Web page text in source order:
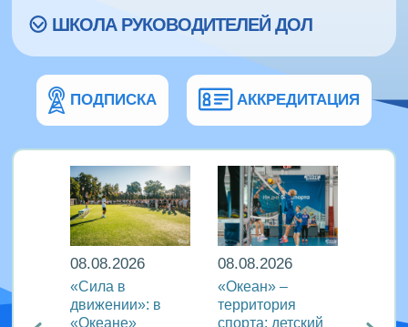
ШКОЛА РУКОВОДИТЕЛЕЙ ДОЛ
ПОДПИСКА АККРЕДИТАЦИЯ
с
08.08.2026
«Сила в
движении»: в
«Океане»
08.08.2026
«Океан» –
территория
спорта: детский